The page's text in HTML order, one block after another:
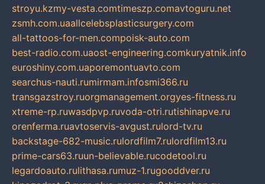
stroyu.kzmy-vesta.comtimeszp.comavtoguru.net
zsmh.com.uaallcelebsplasticsurgery.com
all-tattoos-for-men.compoisk-auto.com
best-radio.com.uaost-engineering.comkuryatnik.info
euroshiny.com.uaporemontuavto.com
searchus-nauti.rumirmam.infosmi366.ru
transgazstroy.ruorgmanagement.orgyes-fitness.ru
xtreme-rp.ruwasdpvp.ruvoda-otri.rutishinapve.ru
orenferma.ruavtoservis-avgust.rulord-tv.ru
backstage-682-music.rulordfilm7.rulordfilm13.ru
prime-cars63.ruun-believable.rucodetool.ru
legardoauto.rulithasa.rumuz-1.rugooddver.ru